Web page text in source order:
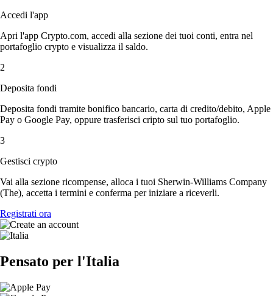
Accedi l'app
Apri l'app Crypto.com, accedi alla sezione dei tuoi conti, entra nel
portafoglio crypto e visualizza il saldo.
2
Deposita fondi
Deposita fondi tramite bonifico bancario, carta di credito/debito, Apple
Pay o Google Pay, oppure trasferisci cripto sul tuo portafoglio.
3
Gestisci crypto
Vai alla sezione ricompense, alloca i tuoi Sherwin-Williams Company
(The), accetta i termini e conferma per iniziare a riceverli.
Registrati ora
Pensato per l'Italia